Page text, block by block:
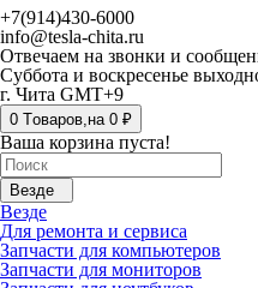
+7(914)430-6000
info@tesla-chita.ru
Отвечаем на звонки и
Суббота и воскресенье
г. Чита GMT+9
0 Tоваров,на 0 ₽
Ваша корзина пуста!
Везде
Везде
Для ремонта и сервиса
Запчасти для компьютеров
Запчасти для мониторов